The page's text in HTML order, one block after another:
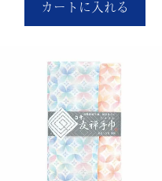
カートに入れる